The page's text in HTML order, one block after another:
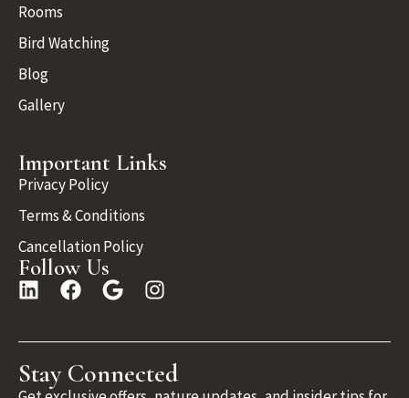
Rooms
Bird Watching
Blog
Gallery
Important Links
Privacy Policy
Terms & Conditions
Cancellation Policy
Follow Us
Stay Connected